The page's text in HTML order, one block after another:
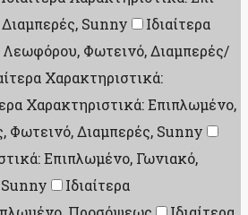
Sunny
Ιδιαίτερα
Λεωφόρου, Φωτεινό, Διαμπερές/
Χαρακτηριστικά:
Χαρακτηριστικά: Επιπλωμένο,
Φωτεινό, Διαμπερές, Sunny
Επιπλωμένο, Γωνιακό,
Sunny
Ιδιαίτερα